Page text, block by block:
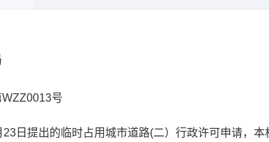
号
日提出的临时占用城市道路(二）行政许可申请，本